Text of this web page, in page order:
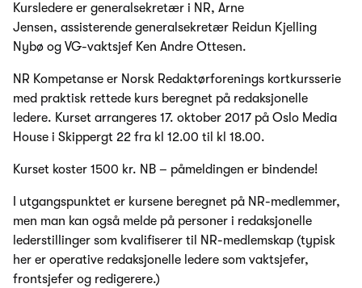
Kursledere er generalsekretær i NR, Arne
Jensen, assisterende generalsekretær Reidun Kjelling
Nybø og VG-vaktsjef Ken Andre Ottesen.
NR Kompetanse er Norsk Redaktørforenings kortkursserie
med praktisk rettede kurs beregnet på redaksjonelle
ledere. Kurset arrangeres 17. oktober 2017 på Oslo Media
House i Skippergt 22 fra kl 12.00 til kl 18.00.
Kurset koster 1500 kr. NB – påmeldingen er bindende!
I utgangspunktet er kursene beregnet på NR-medlemmer,
men man kan også melde på personer i redaksjonelle
lederstillinger som kvalifiserer til NR-medlemskap (typisk
her er operative redaksjonelle ledere som vaktsjefer,
frontsjefer og redigerere.)